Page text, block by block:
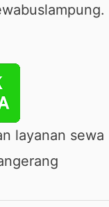
layanan sewa